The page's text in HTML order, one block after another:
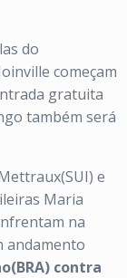
do
começam
gratuita
também será
e
Maria
na
andamento
contra